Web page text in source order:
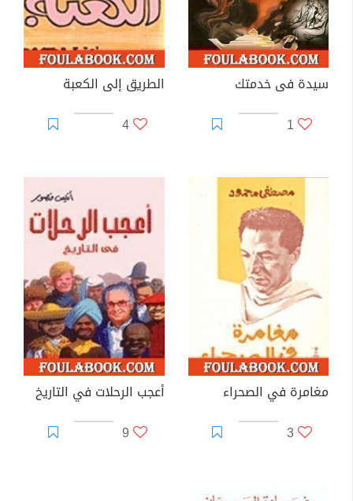
سيدة فى خدمتك
1
الطريق إلى الكعبة
4
مغامرة في الصحراء
3
أعجب الرحلات في التاريخ
9